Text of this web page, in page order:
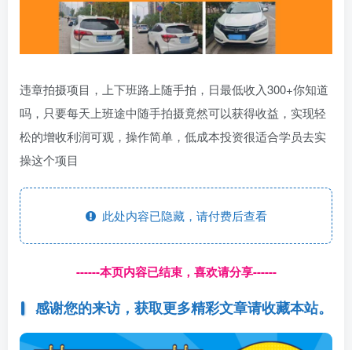
违章拍摄项目，上下班路上随手拍，日最低收入300+你知道
吗，只要每天上班途中随手拍摄竟然可以获得收益，实现轻
松的增收利润可观，操作简单，低成本投资很适合学员去实
操这个项目
此处内容已隐藏，请付费后查看
------本页内容已结束，喜欢请分享------
感谢您的来访，获取更多精彩文章请收藏本站。